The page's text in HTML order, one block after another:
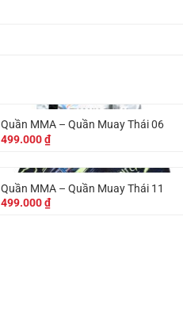
Quần MMA – Quần Muay Thái 06
499.000₫
Quần MMA – Quần Muay Thái 11
499.000₫